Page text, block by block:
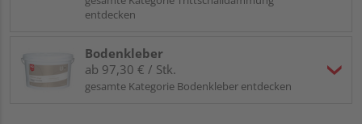
entdecken
Bodenkleber
ab 97,30 € / Stk.
gesamte Kategorie Bodenkleber entdecken